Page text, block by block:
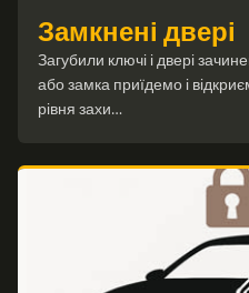
Замкнені двері
Загубили ключі і двері
або замка приїдемо і
рівня захи…